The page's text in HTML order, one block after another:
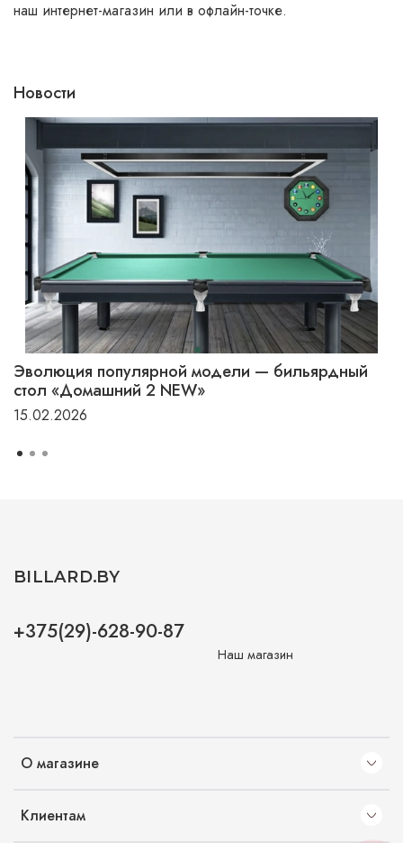
наш интернет-магазин или в офлайн-точке.
Новости
Эволюция популярной модели — бильярдный
стол «Домашний 2 NEW»
15.02.2026
О магазине
Клиентам
BILLARD.BY
+375(29)-628-90-87
Наш магазин